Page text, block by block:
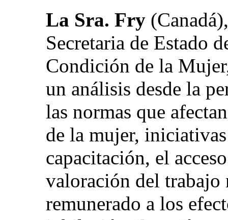
La Sra. Fry
Secretaria de Estado
Condición de la
un análisis desde la
las normas que
de la mujer,
capacitación, el
valoración del trabajo
remunerado a los